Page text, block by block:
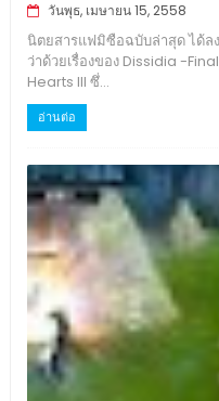
วันพุธ, เมษายน 15, 2558
นิตยสารแฟมิซือฉบับล่าสุด ได้
ว่าด้วยเรื่องของ Dissidia -
Hearts III ซึ่...
อ่านต่อ